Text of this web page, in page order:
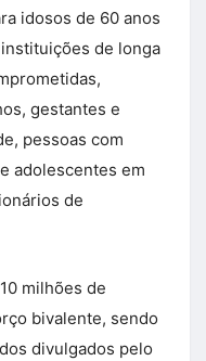
idosos de 60 anos
de longa
gestantes e
pessoas com
adolescentes em
de
milhões de
bivalente, sendo
divulgados pelo